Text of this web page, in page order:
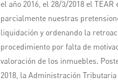
el año 2016, el 28/3/2018 el TEAR
parcialmente nuestras
liquidación y ordenando la
procedimiento por falta de
valoración de los inmuebles.
2018, la Administración